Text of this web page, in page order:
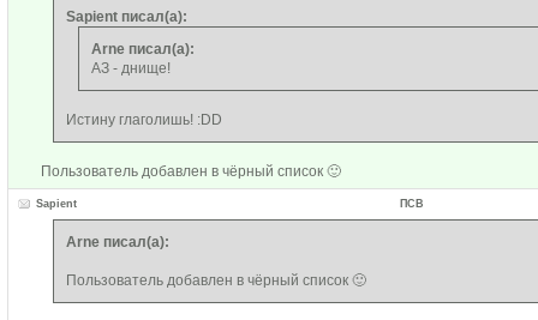
Sapient писал(а):
Arne писал(а):
АЗ - днище!
Истину глаголишь! :DD
Пользователь добавлен в чёрный список 🙂
Sapient ПСВ
Arne писал(а):
Пользователь добавлен в чёрный список 🙂